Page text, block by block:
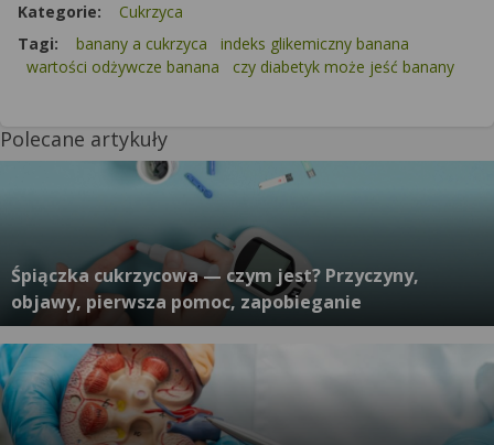
Kategorie:
Cukrzyca
Tagi:
banany a cukrzyca
indeks glikemiczny banana
wartości odżywcze banana
czy diabetyk może jeść banany
Polecane artykuły
Śpiączka cukrzycowa — czym jest? Przyczyny,
objawy, pierwsza pomoc, zapobieganie